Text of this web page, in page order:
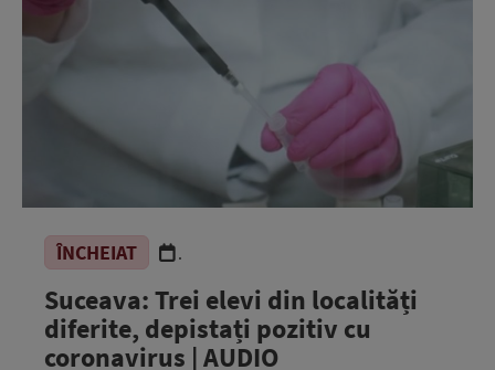
ÎNCHEIAT .
Suceava: Trei elevi din localități
diferite, depistați pozitiv cu
coronavirus | AUDIO